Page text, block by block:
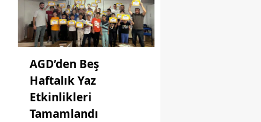
AGD’den Beş
Haftalık Yaz
Etkinlikleri
Tamamlandı